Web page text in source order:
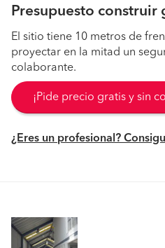
Presupuesto construir
El sitio tiene 10 metros de
proyectar en la mitad un
colaborante.
¡Pide precio gratis y sin
¿Eres un profesional?